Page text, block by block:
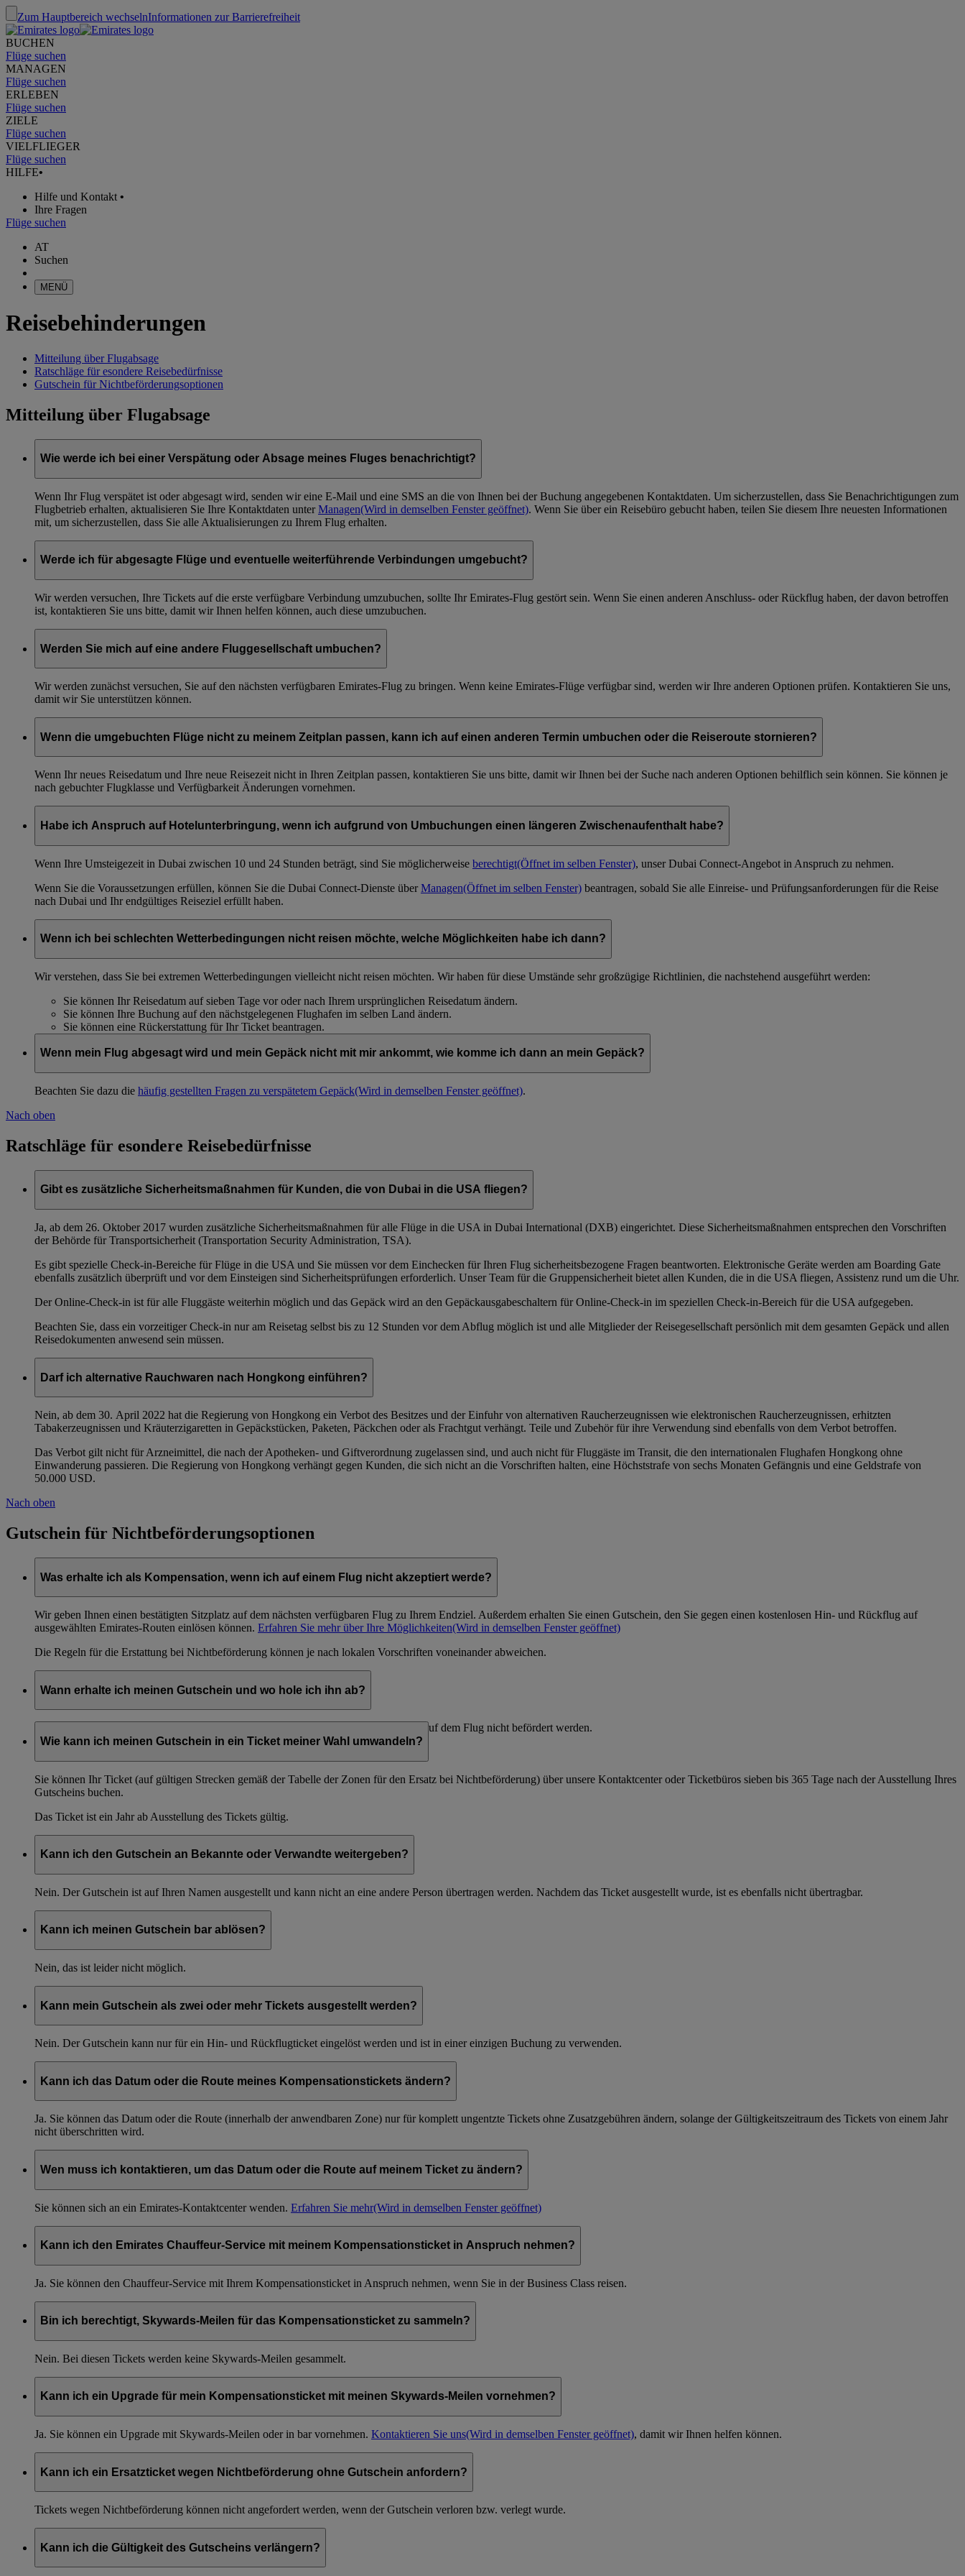
Zum Hauptbereich wechselnInformationen zur Barrierefreiheit
BUCHEN
Flüge suchen
MANAGEN
Flüge suchen
ERLEBEN
Flüge suchen
ZIELE
Flüge suchen
VIELFLIEGER
Flüge suchen
HILFE•
Hilfe und Kontakt •
Ihre Fragen
Flüge suchen
AT
Suchen
MENÜ
Reisebehinderungen
Mitteilung über Flugabsage
Ratschläge für esondere Reisebedürfnisse
Gutschein für Nichtbeförderungsoptionen
Mitteilung über Flugabsage
Wie werde ich bei einer Verspätung oder Absage meines Fluges benachrichtigt?
Wenn Ihr Flug verspätet ist oder abgesagt wird, senden wir eine E-Mail und eine SMS an die von Ihnen bei der Buchung angegebenen Kontaktdaten. Um sicherzustellen, dass Sie Benachrichtigungen zum
Flugbetrieb erhalten, aktualisieren Sie Ihre Kontaktdaten unterManagen(Wird in demselben Fenster geöffnet). Wenn Sie über ein Reisebüro gebucht haben, teilen Sie diesem Ihre neuesten Informationen
mit, um sicherzustellen, dass Sie alle Aktualisierungen zu Ihrem Flug erhalten.
Werde ich für abgesagte Flüge und eventuelle weiterführende Verbindungen umgebucht?
Wir werden versuchen, Ihre Tickets auf die erste verfügbare Verbindung umzubuchen, sollte Ihr Emirates-Flug gestört sein. Wenn Sie einen anderen Anschluss- oder Rückflug haben, der davon betroffen
ist, kontaktieren Sie uns bitte, damit wir Ihnen helfen können, auch diese umzubuchen.
Werden Sie mich auf eine andere Fluggesellschaft umbuchen?
Wir werden zunächst versuchen, Sie auf den nächsten verfügbaren Emirates-Flug zu bringen. Wenn keine Emirates-Flüge verfügbar sind, werden wir Ihre anderen Optionen prüfen. Kontaktieren Sie uns,
damit wir Sie unterstützen können.
Wenn die umgebuchten Flüge nicht zu meinem Zeitplan passen, kann ich auf einen anderen Termin umbuchen oder die Reiseroute stornieren?
Wenn Ihr neues Reisedatum und Ihre neue Reisezeit nicht in Ihren Zeitplan passen, kontaktieren Sie uns bitte, damit wir Ihnen bei der Suche nach anderen Optionen behilflich sein können. Sie können je
nach gebuchter Flugklasse und Verfügbarkeit Änderungen vornehmen.
Habe ich Anspruch auf Hotelunterbringung, wenn ich aufgrund von Umbuchungen einen längeren Zwischenaufenthalt habe?
Wenn Ihre Umsteigezeit in Dubai zwischen 10 und 24 Stunden beträgt, sind Sie möglicherweise berechtigt(Öffnet im selben Fenster), unser Dubai Connect-Angebot in Anspruch zu nehmen.
Wenn Sie die Voraussetzungen erfüllen, können Sie die Dubai Connect-Dienste überManagen(Öffnet im selben Fenster) beantragen, sobald Sie alle Einreise- und Prüfungsanforderungen für die Reise
nach Dubai und Ihr endgültiges Reiseziel erfüllt haben.
Wenn ich bei schlechten Wetterbedingungen nicht reisen möchte, welche Möglichkeiten habe ich dann?
Wir verstehen, dass Sie bei extremen Wetterbedingungen vielleicht nicht reisen möchten. Wir haben für diese Umstände sehr großzügige Richtlinien, die nachstehend ausgeführt werden:
Sie können Ihr Reisedatum auf sieben Tage vor oder nach Ihrem ursprünglichen Reisedatum ändern.
Sie können Ihre Buchung auf den nächstgelegenen Flughafen im selben Land ändern.
Sie können eine Rückerstattung für Ihr Ticket beantragen.
Wenn mein Flug abgesagt wird und mein Gepäck nicht mit mir ankommt, wie komme ich dann an mein Gepäck?
Beachten Sie dazu die häufig gestellten Fragen zu verspätetem Gepäck(Wird in demselben Fenster geöffnet).
Nach oben
Ratschläge für esondere Reisebedürfnisse
Gibt es zusätzliche Sicherheitsmaßnahmen für Kunden, die von Dubai in die USA fliegen?
Ja, ab dem 26. Oktober 2017 wurden zusätzliche Sicherheitsmaßnahmen für alle Flüge in die USA in Dubai International (DXB) eingerichtet. Diese Sicherheitsmaßnahmen entsprechen den Vorschriften
der Behörde für Transportsicherheit (Transportation Security Administration, TSA).
Es gibt spezielle Check-in-Bereiche für Flüge in die USA und Sie müssen vor dem Einchecken für Ihren Flug sicherheitsbezogene Fragen beantworten. Elektronische Geräte werden am Boarding Gate
ebenfalls zusätzlich überprüft und vor dem Einsteigen sind Sicherheitsprüfungen erforderlich. Unser Team für die Gruppensicherheit bietet allen Kunden, die in die USA fliegen, Assistenz rund um die Uhr.
Der Online-Check-in ist für alle Fluggäste weiterhin möglich und das Gepäck wird an den Gepäckausgabeschaltern für Online-Check-in im speziellen Check-in-Bereich für die USA aufgegeben.
Beachten Sie, dass ein vorzeitiger Check-in nur am Reisetag selbst bis zu 12 Stunden vor dem Abflug möglich ist und alle Mitglieder der Reisegesellschaft persönlich mit dem gesamten Gepäck und allen
Reisedokumenten anwesend sein müssen.
Darf ich alternative Rauchwaren nach Hongkong einführen?
Nein, ab dem 30. April 2022 hat die Regierung von Hongkong ein Verbot des Besitzes und der Einfuhr von alternativen Raucherzeugnissen wie elektronischen Raucherzeugnissen, erhitzten
Tabakerzeugnissen und Kräuterzigaretten in Gepäckstücken, Paketen, Päckchen oder als Frachtgut verhängt. Teile und Zubehör für ihre Verwendung sind ebenfalls von dem Verbot betroffen.
Das Verbot gilt nicht für Arzneimittel, die nach der Apotheken- und Giftverordnung zugelassen sind, und auch nicht für Fluggäste im Transit, die den internationalen Flughafen Hongkong ohne
Einwanderung passieren. Die Regierung von Hongkong verhängt gegen Kunden, die sich nicht an die Vorschriften halten, eine Höchststrafe von sechs Monaten Gefängnis und eine Geldstrafe von
50.000 USD.
Nach oben
Gutschein für Nichtbeförderungsoptionen
Was erhalte ich als Kompensation, wenn ich auf einem Flug nicht akzeptiert werde?
Wir geben Ihnen einen bestätigten Sitzplatz auf dem nächsten verfügbaren Flug zu Ihrem Endziel. Außerdem erhalten Sie einen Gutschein, den Sie gegen einen kostenlosen Hin- und Rückflug auf
ausgewählten Emirates-Routen einlösen können. Erfahren Sie mehr über Ihre Möglichkeiten(Wird in demselben Fenster geöffnet)
Die Regeln für die Erstattung bei Nichtbeförderung können je nach lokalen Vorschriften voneinander abweichen.
Wann erhalte ich meinen Gutschein und wo hole ich ihn ab?
Sie erhalten Ihren Gutschein im Emirates-Flughafenbüro, sobald bestätigt ist, dass Sie auf dem Flug nicht befördert werden.
Wie kann ich meinen Gutschein in ein Ticket meiner Wahl umwandeln?
Sie können Ihr Ticket (auf gültigen Strecken gemäß der Tabelle der Zonen für den Ersatz bei Nichtbeförderung) über unsere Kontaktcenter oder Ticketbüros sieben bis 365 Tage nach der Ausstellung Ihres
Gutscheins buchen.
Das Ticket ist ein Jahr ab Ausstellung des Tickets gültig.
Kann ich den Gutschein an Bekannte oder Verwandte weitergeben?
Nein. Der Gutschein ist auf Ihren Namen ausgestellt und kann nicht an eine andere Person übertragen werden. Nachdem das Ticket ausgestellt wurde, ist es ebenfalls nicht übertragbar.
Kann ich meinen Gutschein bar ablösen?
Nein, das ist leider nicht möglich.
Kann mein Gutschein als zwei oder mehr Tickets ausgestellt werden?
Nein. Der Gutschein kann nur für ein Hin- und Rückflugticket eingelöst werden und ist in einer einzigen Buchung zu verwenden.
Kann ich das Datum oder die Route meines Kompensationstickets ändern?
Ja. Sie können das Datum oder die Route (innerhalb der anwendbaren Zone) nur für komplett ungentzte Tickets ohne Zusatzgebühren ändern, solange der Gültigkeitszeitraum des Tickets von einem Jahr
nicht überschritten wird.
Wen muss ich kontaktieren, um das Datum oder die Route auf meinem Ticket zu ändern?
Sie können sich an ein Emirates-Kontaktcenter wenden. Erfahren Sie mehr(Wird in demselben Fenster geöffnet)
Kann ich den Emirates Chauffeur-Service mit meinem Kompensationsticket in Anspruch nehmen?
Ja. Sie können den Chauffeur-Service mit Ihrem Kompensationsticket in Anspruch nehmen, wenn Sie in der Business Class reisen.
Bin ich berechtigt, Skywards-Meilen für das Kompensationsticket zu sammeln?
Nein. Bei diesen Tickets werden keine Skywards-Meilen gesammelt.
Kann ich ein Upgrade für mein Kompensationsticket mit meinen Skywards-Meilen vornehmen?
Ja. Sie können ein Upgrade mit Skywards-Meilen oder in bar vornehmen. Kontaktieren Sie uns(Wird in demselben Fenster geöffnet), damit wir Ihnen helfen können.
Kann ich ein Ersatzticket wegen Nichtbeförderung ohne Gutschein anfordern?
Tickets wegen Nichtbeförderung können nicht angefordert werden, wenn der Gutschein verloren bzw. verlegt wurde.
Kann ich die Gültigkeit des Gutscheins verlängern?